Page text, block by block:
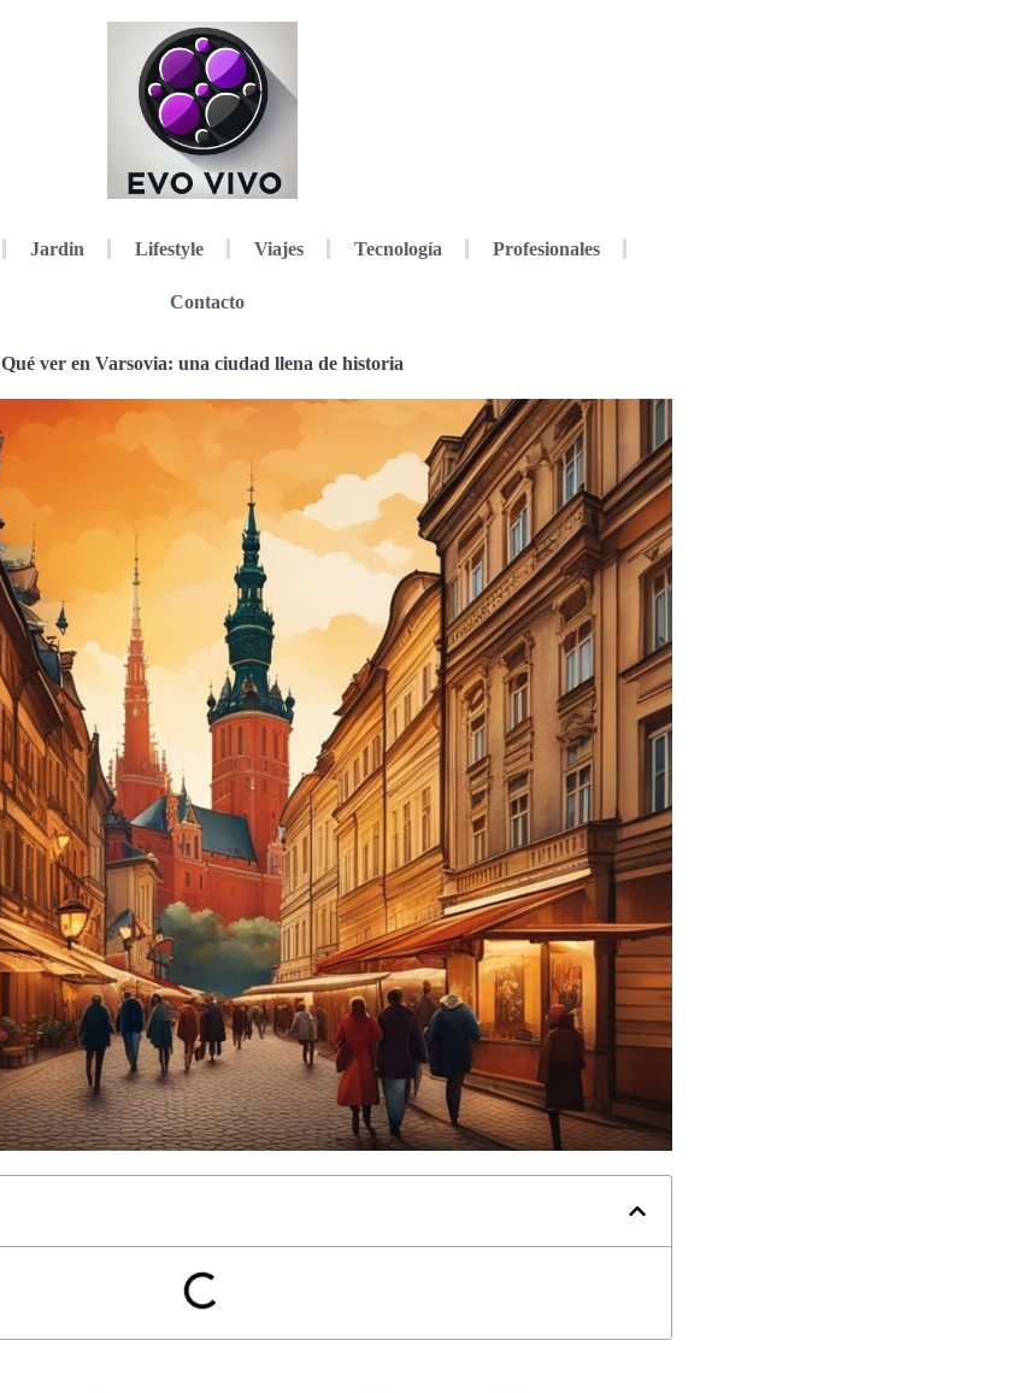
Jardin Lifestyle Viajes Tecnología Profesionales
Contacto
Qué ver en Varsovia: una ciudad llena de historia